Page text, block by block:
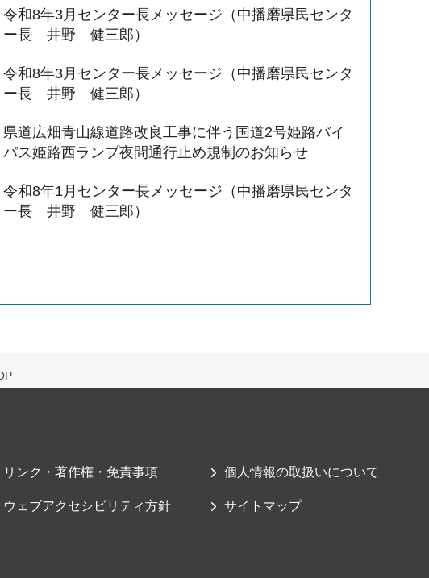
令和8年3月センター長メッセージ（中播磨県民センタ
ー長 井野 健三郎）
令和8年3月センター長メッセージ（中播磨県民センタ
ー長 井野 健三郎）
県道広畑青山線道路改良工事に伴う国道2号姫路バイ
パス姫路西ランプ夜間通行止め規制のお知らせ
令和8年1月センター長メッセージ（中播磨県民センタ
ー長 井野 健三郎）
リンク・著作権・免責事項 個人情報の取扱いについて
ウェブアクセシビリティ方針 サイトマップ